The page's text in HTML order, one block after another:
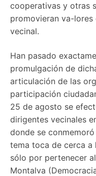
cooperativas y otras
promovieran va-
vecinal.
Han pasado
promulgación de
articulación de las
participación
25 de agosto se
dirigentes vecinales
donde se
tema toca de cerca a
sólo por pertenecer
Montalva